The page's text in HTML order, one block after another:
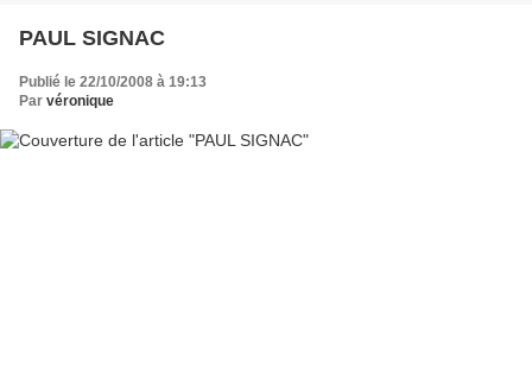
PAUL SIGNAC
Publié le 22/10/2008 à 19:13
Par véronique